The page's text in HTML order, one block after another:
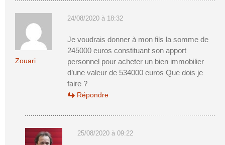
Zouari
24/08/2020 à 18:32
Je voudrais donner à mon fils la somme de
245000 euros constituant son apport
personnel pour acheter un bien immobilier
d’une valeur de 534000 euros Que dois je
faire ?
Répondre
25/08/2020 à 09:22